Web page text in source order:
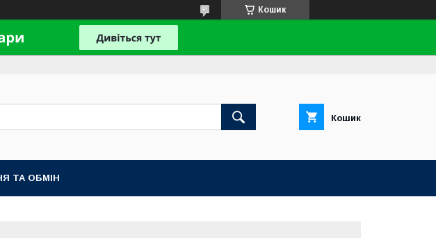
Кошик
Кошик
ТА ОБМІН